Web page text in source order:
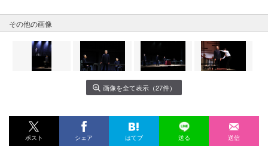
その他の画像
画像を全て表示（27件）
ポスト シェア はてブ 送る 送信